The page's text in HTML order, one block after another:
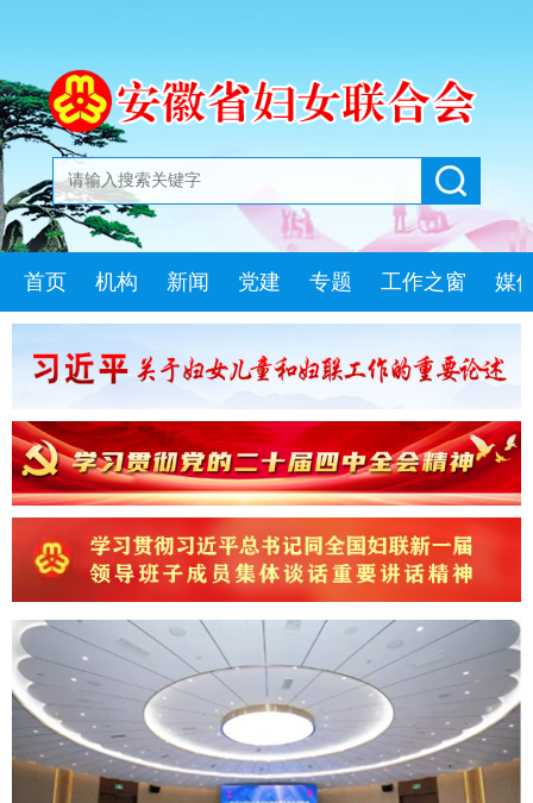
首页 机构 新闻 党建 专题 工作之窗 媒